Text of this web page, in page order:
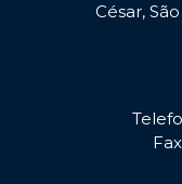
César,
Fax